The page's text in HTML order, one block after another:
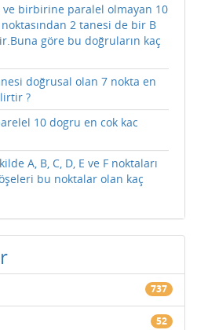
birbirine paralel olmayan 10
2 tanesi de bir B
göre bu doğruların kaç
doğrusal olan 7 nokta en
?
10 dogru en cok kac
A, B, C, D, E ve F noktaları
bu noktalar olan kaç
737
52